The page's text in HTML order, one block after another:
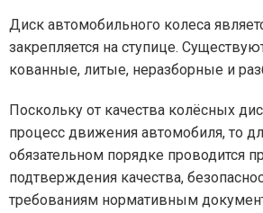
Диск автомобильного колеса
закрепляется на ступице.
кованные, литые, неразборные и
Поскольку от качества колёсных
процесс движения автомобиля, то
обязательном порядке проводится
подтверждения качества,
требованиям нормативным